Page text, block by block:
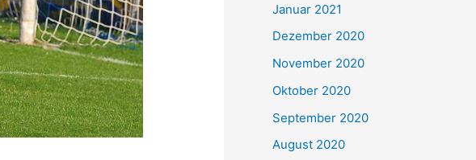
Januar 2021
Dezember 2020
November 2020
Oktober 2020
September 2020
August 2020